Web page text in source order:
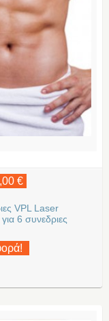
€
VPL Laser
6 συνεδριες